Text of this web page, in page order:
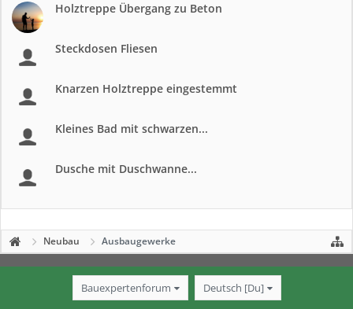
Holztreppe Übergang zu Beton
Steckdosen Fliesen
Knarzen Holztreppe eingestemmt
Kleines Bad mit schwarzen...
Dusche mit Duschwanne...
Neubau Ausbaugewerke
Bauexpertenforum Deutsch [Du]